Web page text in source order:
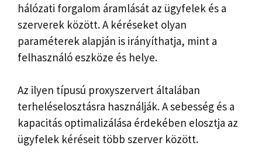
hálózati forgalom áramlását az ügyfelek és a
szerverek között. A kéréseket olyan
paraméterek alapján is irányíthatja, mint a
felhasználó eszköze és helye.
Az ilyen típusú proxyszervert általában
terheléselosztásra használják. A sebesség és a
kapacitás optimalizálása érdekében elosztja az
ügyfelek kéréseit több szerver között.